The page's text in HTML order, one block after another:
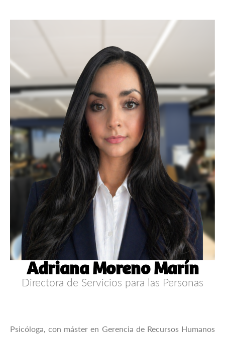
Adriana Moreno Marín
Directora de Servicios para las Personas
Psicóloga, con máster en Gerencia de Recursos Humanos